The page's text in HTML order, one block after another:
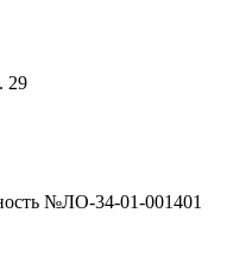
29
№ЛО-34-01-001401